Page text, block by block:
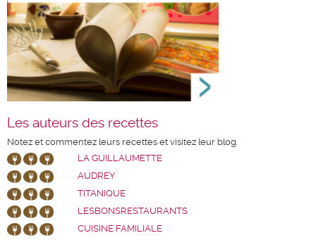
Les auteurs des recettes
Notez et commentez leurs recettes et visitez leur blog.
LA GUILLAUMETTE
AUDREY
TITANIQUE
LESBONSRESTAURANTS
CUISINE FAMILIALE